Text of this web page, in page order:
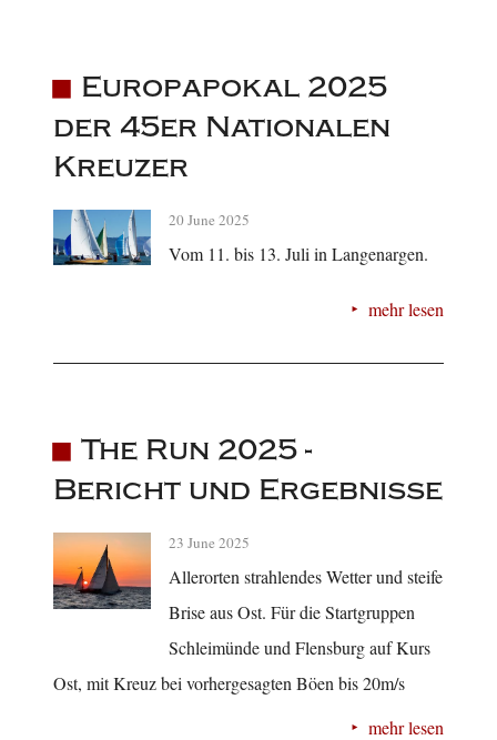
Europapokal 2025
der 45er Nationalen
Kreuzer
20 June 2025
Vom 11. bis 13. Juli in Langenargen.
mehr lesen
The Run 2025 -
Bericht und Ergebnisse
23 June 2025
Allerorten strahlendes Wetter und steife
Brise aus Ost. Für die Startgruppen
Schleimünde und Flensburg auf Kurs
Ost, mit Kreuz bei vorhergesagten Böen bis 20m/s
mehr lesen